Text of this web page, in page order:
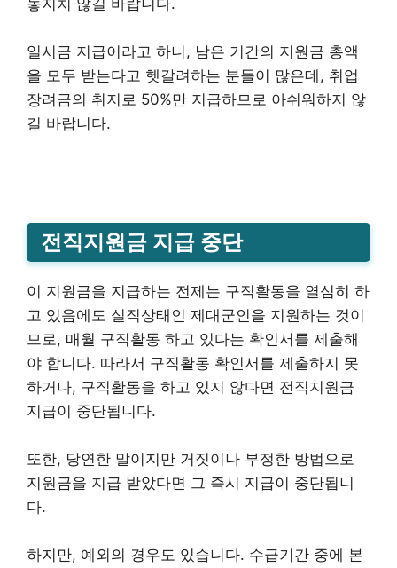
놓지치 않길 바랍니다.
일시금 지급이라고 하니, 남은 기간의 지원금 총액
을 모두 받는다고 헷갈려하는 분들이 많은데, 취업
장려금의 취지로 50%만 지급하므로 아쉬워하지 않
길 바랍니다.
전직지원금 지급 중단
이 지원금을 지급하는 전제는 구직활동을 열심히 하
고 있음에도 실직상태인 제대군인을 지원하는 것이
므로, 매월 구직활동 하고 있다는 확인서를 제출해
야 합니다. 따라서 구직활동 확인서를 제출하지 못
하거나, 구직활동을 하고 있지 않다면 전직지원금
지급이 중단됩니다.
또한, 당연한 말이지만 거짓이나 부정한 방법으로
지원금을 지급 받았다면 그 즉시 지급이 중단됩니
다.
하지만, 예외의 경우도 있습니다. 수급기간 중에 본